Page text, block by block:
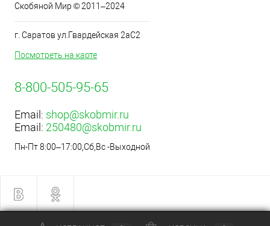
Скобяной Мир © 2011–2024
г. Саратов ул.Гвардейская 2аС2
Посмотреть на карте
8-800-505-95-65
Email: shop@skobmir.ru
Email: 250480@skobmir.ru
Пн-Пт 8:00–17:00,Сб,Вс -Выходной